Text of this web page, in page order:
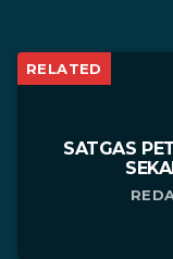
RELATED
SATGAS